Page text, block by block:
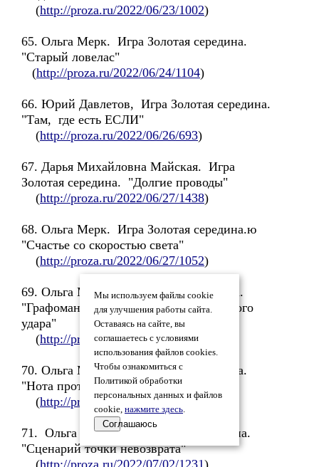
(http://proza.ru/2022/06/23/1002)
65. Ольга Мерк. Игра Золотая середина.
"Старый ловелас"
(http://proza.ru/2022/06/24/1104)
66. Юрий Давлетов, Игра Золотая середина.
"Там, где есть ЕСЛИ"
(http://proza.ru/2022/06/26/693)
67. Дарья Михайловна Майская. Игра
Золотая середина. "Долгие проводы"
(http://proza.ru/2022/06/27/1438)
68. Ольга Мерк. Игра Золотая середина.ю
"Счастье со скоростью света"
(http://proza.ru/2022/06/27/1052)
69. Ольга Мерк. Игра Золотая середина.
"Графомания, как последствие теплового
удара"
(http://proza.ru/2022/06/29/1212
70. Ольга Мерк. Игра Золотая середина.
"Нота протеста"
(http://proza.ru/2022/07/01/1098)
71. Ольга Мерк. Игра Золотая середина.
"Сценарий точки невозврата"
(http://proza.ru/2022/07/02/1231)
Мы используем файлы cookie
для улучшения работы сайта.
Оставаясь на сайте, вы
соглашаетесь с условиями
использования файлов cookies.
Чтобы ознакомиться с
Политикой обработки
персональных данных и файлов
cookie, нажмите здесь.
Соглашаюсь